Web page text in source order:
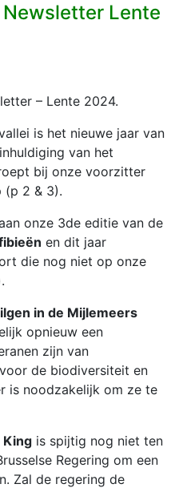
Lente
– Lente 2024.
is het nieuwe jaar van
van het
bij onze voorzitter
(p 2 & 3).
onze 3de editie van de
en dit jaar
die nog niet op onze
in de Mijlemeers
opnieuw een
zijn van
de biodiversiteit en
is noodzakelijk om ze te
King is spijtig nog niet ten
Regering om een
Zal de regering de